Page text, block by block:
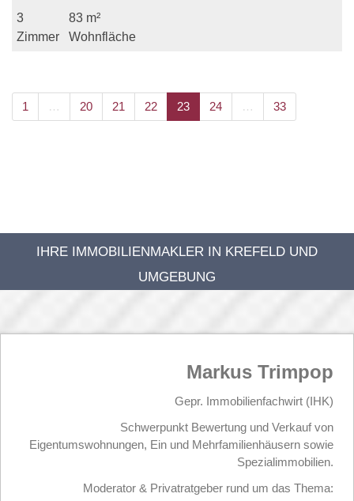
3
Zimmer
83 m²
Wohnfläche
1 … 20 21 22 23 24 … 33
IHRE IMMOBILIENMAKLER IN KREFELD UND
UMGEBUNG
Markus Trimpop
Gepr. Immobilienfachwirt (IHK)
Schwerpunkt Bewertung und Verkauf von
Eigentumswohnungen, Ein und Mehrfamilienhäusern sowie
Spezialimmobilien.
Moderator & Privatratgeber rund um das Thema: